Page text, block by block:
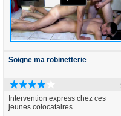
Soigne ma robinetterie
Intervention express chez ces
jeunes colocataires ...